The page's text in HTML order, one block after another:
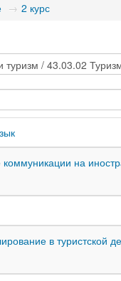
→ 2 курс
Межкультурные
Правовое регулирование в